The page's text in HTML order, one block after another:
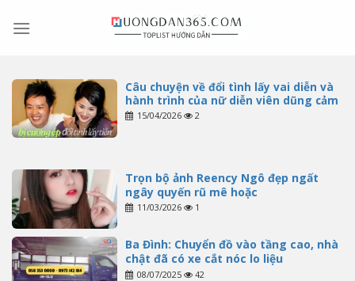
Câu chuyện về đổi tình lấy vai diễn và
hành trình của nữ diễn viên dũng cảm
15/04/2026 2
Trọn bộ ảnh Reency Ngô đẹp ngất
ngây quyến rũ mê hoặc
11/03/2026 1
Ba Đình: Chuyển đồ vào tầng cao, nhà
chật đã có xe cắt nóc lo liệu
08/07/2025 42